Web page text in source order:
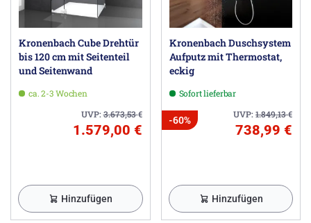
Kronenbach Cube Drehtür
bis 120 cm mit Seitenteil
und Seitenwand
ca. 2-3 Wochen
UVP:3.673,53€
1.579,00 €
Hinzufügen
Kronenbach Duschsystem
Aufputz mit Thermostat,
eckig
Sofort lieferbar
UVP:1.849,13€
-60%
738,99 €
Hinzufügen